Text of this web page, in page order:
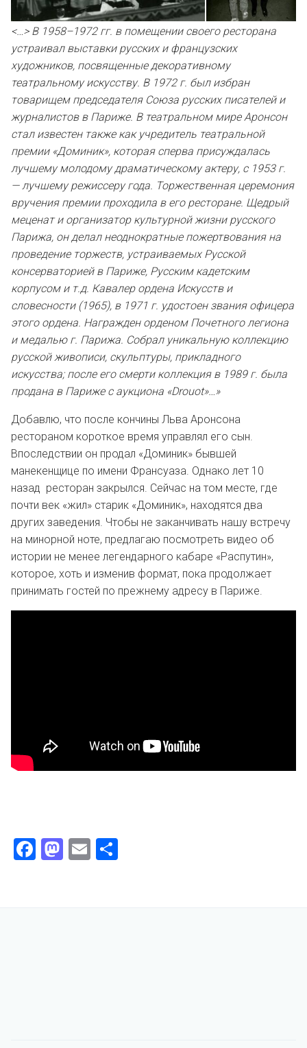
<…> В 1958–1972 гг. в помещении своего ресторана
устраивал выставки русских и французских
художников, посвященные декоративному
театральному искусству. В 1972 г. был избран
товарищем председателя Союза русских писателей и
журналистов в Париже. В театральном мире Аронсон
стал известен также как учредитель театральной
премии «Доминик», которая сперва присуждалась
лучшему молодому драматическому актеру, с 1953 г.
— лучшему режиссеру года. Торжественная церемония
вручения премии проходила в его ресторане. Щедрый
меценат и организатор культурной жизни русского
Парижа, он делал неоднократные пожертвования на
проведение торжеств, устраиваемых Русской
консерваторией в Париже, Русским кадетским
корпусом и т.д. Кавалер ордена Искусств и
словесности (1965), в 1971 г. удостоен звания офицера
этого ордена. Награжден орденом Почетного легиона
и медалью г. Парижа. Собрал уникальную коллекцию
русской живописи, скульптуры, прикладного
искусства; после его смерти коллекция в 1989 г. была
продана в Париже с аукциона «Drouot»…»
Добавлю, что после кончины Льва Аронсона
рестораном короткое время управлял его сын.
Впоследствии он продал «Доминик» бывшей
манекенщице по имени Франсуаза. Однако лет 10
назад ресторан закрылся. Сейчас на том месте, где
почти век «жил» старик «Доминик», находятся два
других заведения. Чтобы не заканчивать нашу встречу
на минорной ноте, предлагаю посмотреть видео об
истории не менее легендарного кабаре «Распутин»,
которое, хоть и изменив формат, пока продолжает
принимать гостей по прежнему адресу в Париже.
Facebook
Mastodon
Email